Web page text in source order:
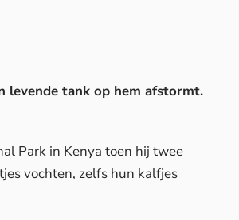
levende tank op hem afstormt.
Park in Kenya toen hij twee
vochten, zelfs hun kalfjes